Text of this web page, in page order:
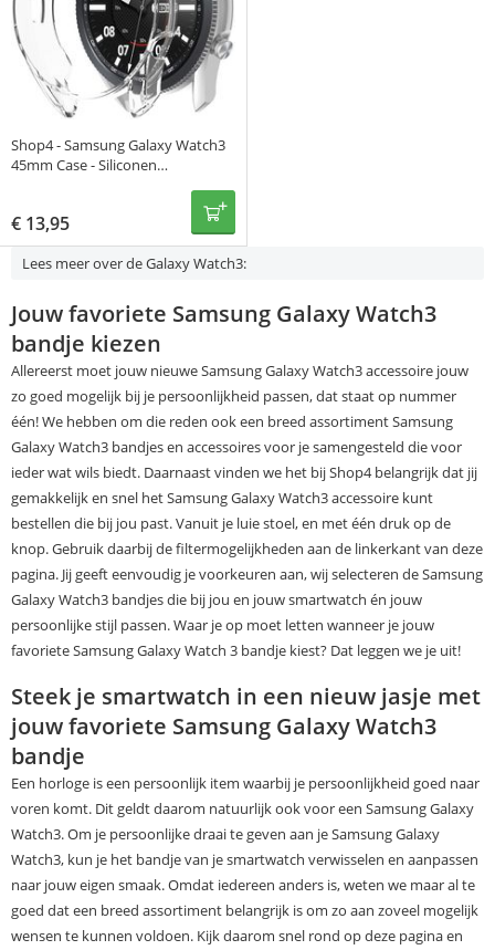
Shop4 - Samsung Galaxy Watch3
45mm Case - Siliconen
€ 13,95
Lees meer over de Galaxy Watch3:
Jouw favoriete Samsung Galaxy Watch3
bandje kiezen
Allereerst moet jouw nieuwe Samsung Galaxy Watch3 accessoire jouw
zo goed mogelijk bij je persoonlijkheid passen, dat staat op nummer
één! We hebben om die reden ook een breed assortiment Samsung
Galaxy Watch3 bandjes en accessoires voor je samengesteld die voor
ieder wat wils biedt. Daarnaast vinden we het bij Shop4 belangrijk dat jij
gemakkelijk en snel het Samsung Galaxy Watch3 accessoire kunt
bestellen die bij jou past. Vanuit je luie stoel, en met één druk op de
knop. Gebruik daarbij de filtermogelijkheden aan de linkerkant van deze
pagina. Jij geeft eenvoudig je voorkeuren aan, wij selecteren de Samsung
Galaxy Watch3 bandjes die bij jou en jouw smartwatch én jouw
persoonlijke stijl passen. Waar je op moet letten wanneer je jouw
favoriete Samsung Galaxy Watch 3 bandje kiest? Dat leggen we je uit!
Steek je smartwatch in een nieuw jasje met
jouw favoriete Samsung Galaxy Watch3
bandje
Een horloge is een persoonlijk item waarbij je persoonlijkheid goed naar
voren komt. Dit geldt daarom natuurlijk ook voor een Samsung Galaxy
Watch3. Om je persoonlijke draai te geven aan je Samsung Galaxy
Watch3, kun je het bandje van je smartwatch verwisselen en aanpassen
naar jouw eigen smaak. Omdat iedereen anders is, weten we maar al te
goed dat een breed assortiment belangrijk is om zo aan zoveel mogelijk
wensen te kunnen voldoen. Kijk daarom snel rond op deze pagina en